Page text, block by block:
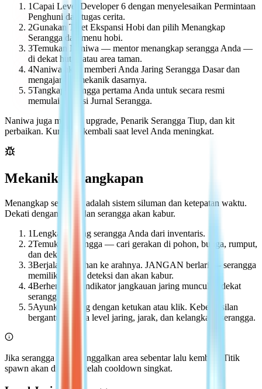
1Capai Level Developer 6 dengan menyelesaikan Permintaan
Penghuni dan tugas cerita.
2Gunakan Tiket Ekspansi Hobi dan pilih Menangkap
Serangga dari menu hobi.
3Temukan Naniwa — mentor menangkap serangga Anda —
di dekat hutan atau area taman.
4Naniwa akan memberi Anda Jaring Serangga Dasar dan
mengajarkan mekanik dasarnya.
5Tangkap serangga pertama Anda untuk secara resmi
memulai koleksi Jurnal Serangga.
Naniwa juga menjual upgrade, Penarik Serangga Tiup, dan kit
perbaikan. Kunjungi kembali saat level Anda meningkat.
Mekanik Penangkapan
Menangkap serangga adalah sistem siluman dan ketepatan waktu.
Dekati dengan salah dan serangga akan kabur.
1Lengkapi jaring serangga Anda dari inventaris.
2Temukan serangga — cari gerakan di pohon, bunga, rumput,
dan dekat air.
3Berjalan perlahan ke arahnya. JANGAN berlari — serangga
memiliki radius deteksi dan akan kabur.
4Berhenti saat indikator jangkauan jaring muncul di dekat
serangga.
5Ayunkan jaring dengan ketukan atau klik. Keberhasilan
bergantung pada level jaring, jarak, dan kelangkaan serangga.
Jika serangga kabur, tinggalkan area sebentar lalu kembali. Titik
spawn akan direset setelah cooldown singkat.